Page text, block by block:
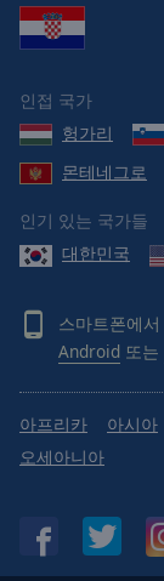
Reset
Done
Modal
Dialog
End
dialog
window.
인접 국가
헝가리
몬테네그로
인기 있는 국가들
대한민국
스마트폰에서
Android 또는
아프리카 아시아
오세아니아